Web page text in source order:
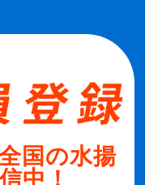
国の水揚
中！